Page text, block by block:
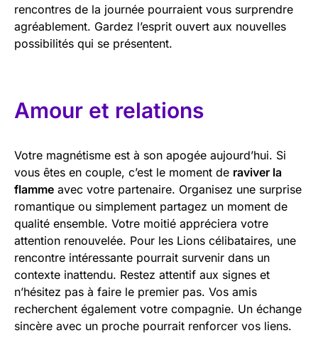
rencontres de la journée pourraient vous surprendre
agréablement. Gardez l’esprit ouvert aux nouvelles
possibilités qui se présentent.
Amour et relations
Votre magnétisme est à son apogée aujourd’hui. Si
vous êtes en couple, c’est le moment de raviver la
flamme avec votre partenaire. Organisez une surprise
romantique ou simplement partagez un moment de
qualité ensemble. Votre moitié appréciera votre
attention renouvelée. Pour les Lions célibataires, une
rencontre intéressante pourrait survenir dans un
contexte inattendu. Restez attentif aux signes et
n’hésitez pas à faire le premier pas. Vos amis
recherchent également votre compagnie. Un échange
sincère avec un proche pourrait renforcer vos liens.